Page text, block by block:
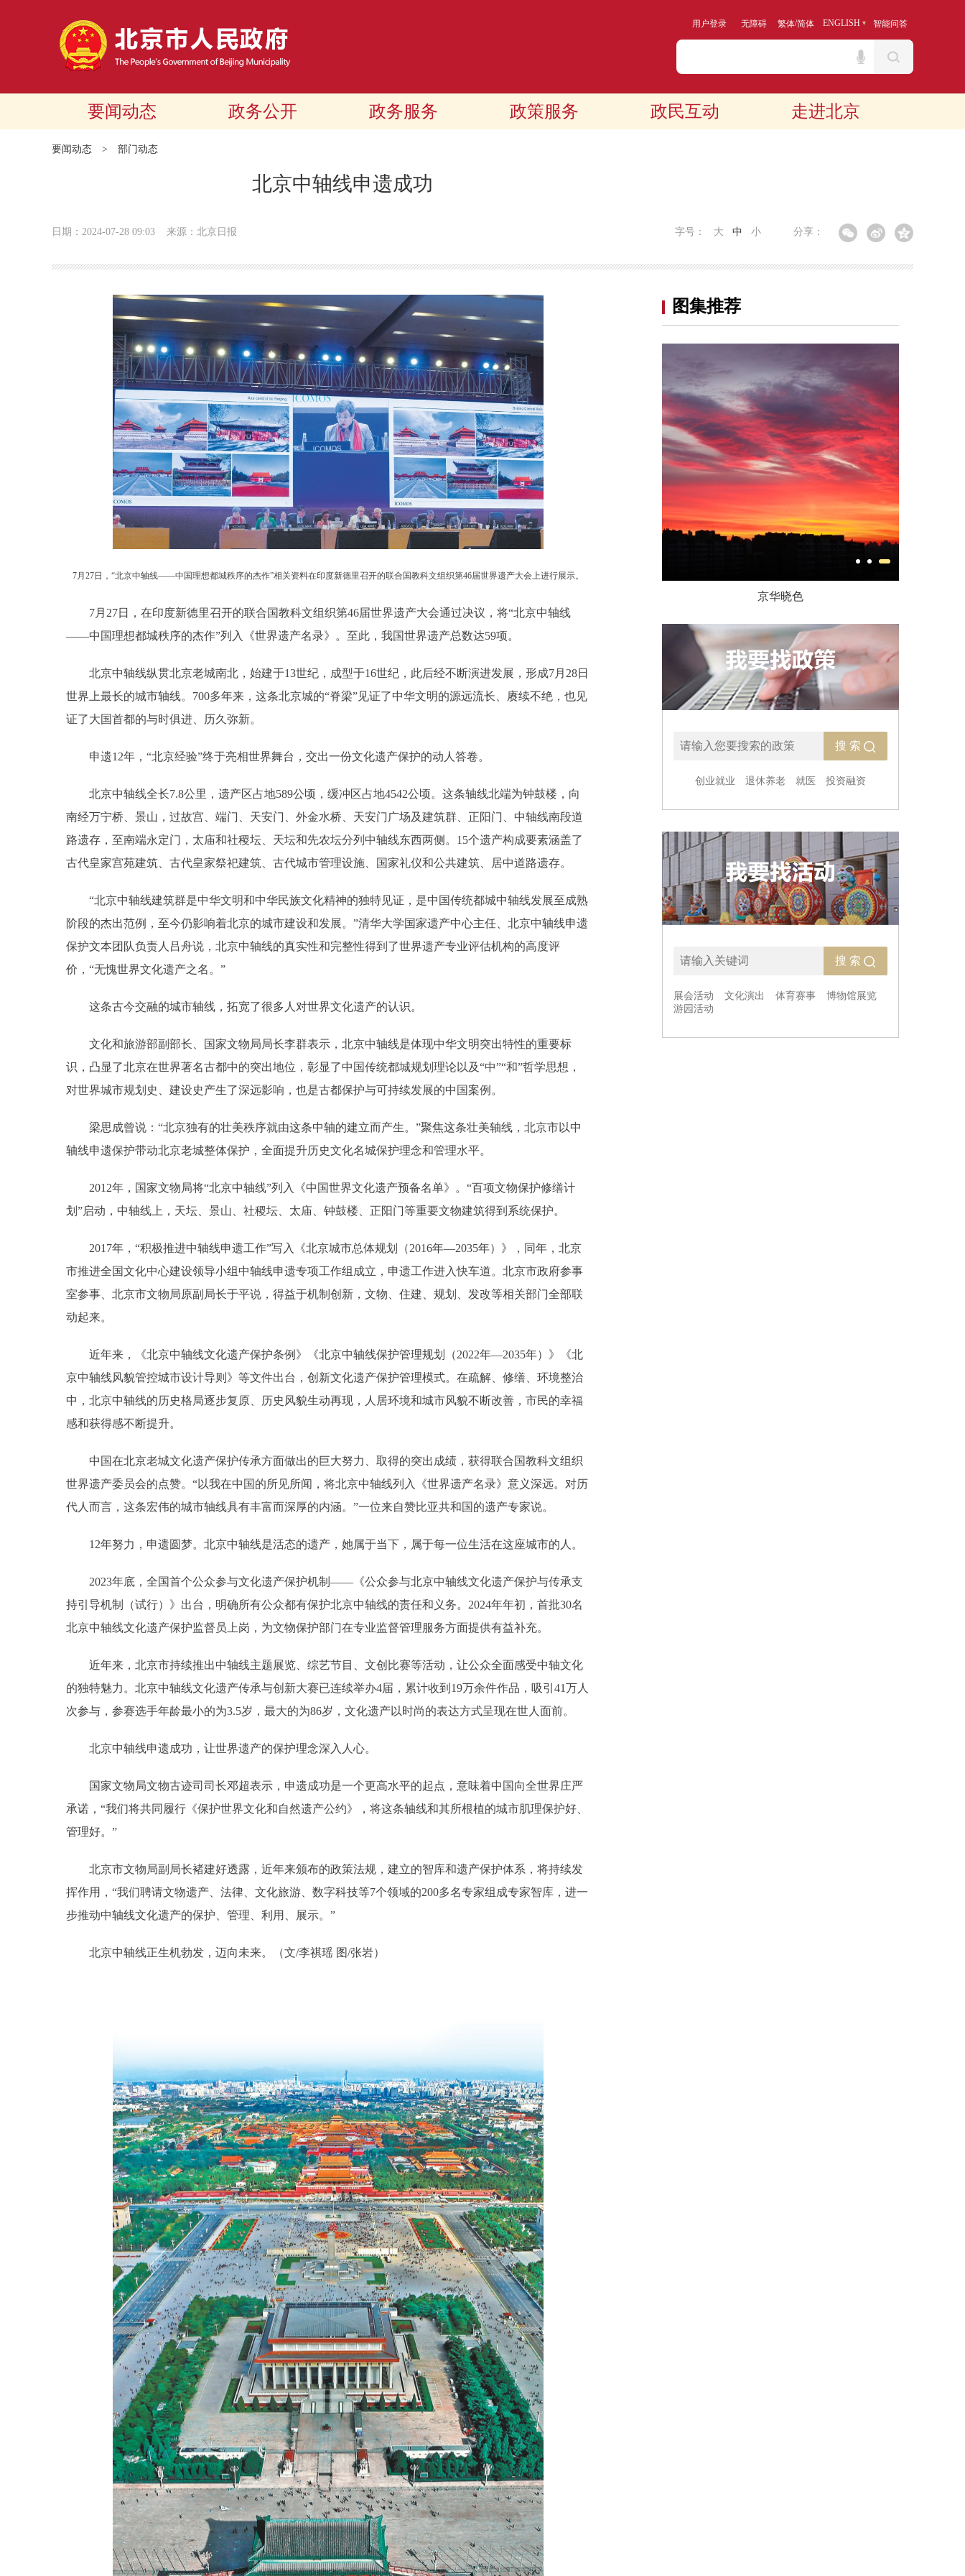
用户登录 无障碍 繁体/简体 ENGLISH 智能问答
要闻动态 政务公开 政务服务 政策服务 政民互动 走进北京
要闻动态 > 部门动态
北京中轴线申遗成功
日期：2024-07-28 09:03 来源：北京日报 分享：
字号： 大 中 小
7月27日，“北京中轴线——中国理想都城秩序的杰作”相关资料在印度新德里召开的联合国教科文组织第46届世界遗产大会上进行展示。
7月27日，在印度新德里召开的联合国教科文组织第46届世界遗产大会通过决议，将“北京中轴线
——中国理想都城秩序的杰作”列入《世界遗产名录》。至此，我国世界遗产总数达59项。
北京中轴线纵贯北京老城南北，始建于13世纪，成型于16世纪，此后经不断演进发展，形成7月28日
世界上最长的城市轴线。700多年来，这条北京城的“脊梁”见证了中华文明的源远流长、赓续不绝，也见
证了大国首都的与时俱进、历久弥新。
申遗12年，“北京经验”终于亮相世界舞台，交出一份文化遗产保护的动人答卷。
北京中轴线全长7.8公里，遗产区占地589公顷，缓冲区占地4542公顷。这条轴线北端为钟鼓楼，向
南经万宁桥、景山，过故宫、端门、天安门、外金水桥、天安门广场及建筑群、正阳门、中轴线南段道
路遗存，至南端永定门，太庙和社稷坛、天坛和先农坛分列中轴线东西两侧。15个遗产构成要素涵盖了
古代皇家宫苑建筑、古代皇家祭祀建筑、古代城市管理设施、国家礼仪和公共建筑、居中道路遗存。
“北京中轴线建筑群是中华文明和中华民族文化精神的独特见证，是中国传统都城中轴线发展至成熟
阶段的杰出范例，至今仍影响着北京的城市建设和发展。”清华大学国家遗产中心主任、北京中轴线申遗
保护文本团队负责人吕舟说，北京中轴线的真实性和完整性得到了世界遗产专业评估机构的高度评
价，“无愧世界文化遗产之名。”
这条古今交融的城市轴线，拓宽了很多人对世界文化遗产的认识。
文化和旅游部副部长、国家文物局局长李群表示，北京中轴线是体现中华文明突出特性的重要标
识，凸显了北京在世界著名古都中的突出地位，彰显了中国传统都城规划理论以及“中”“和”哲学思想，
对世界城市规划史、建设史产生了深远影响，也是古都保护与可持续发展的中国案例。
梁思成曾说：“北京独有的壮美秩序就由这条中轴的建立而产生。”聚焦这条壮美轴线，北京市以中
轴线申遗保护带动北京老城整体保护，全面提升历史文化名城保护理念和管理水平。
2012年，国家文物局将“北京中轴线”列入《中国世界文化遗产预备名单》。“百项文物保护修缮计
划”启动，中轴线上，天坛、景山、社稷坛、太庙、钟鼓楼、正阳门等重要文物建筑得到系统保护。
2017年，“积极推进中轴线申遗工作”写入《北京城市总体规划（2016年—2035年）》，同年，北京
市推进全国文化中心建设领导小组中轴线申遗专项工作组成立，申遗工作进入快车道。北京市政府参事
室参事、北京市文物局原副局长于平说，得益于机制创新，文物、住建、规划、发改等相关部门全部联
动起来。
近年来，《北京中轴线文化遗产保护条例》《北京中轴线保护管理规划（2022年—2035年）》《北
京中轴线风貌管控城市设计导则》等文件出台，创新文化遗产保护管理模式。在疏解、修缮、环境整治
中，北京中轴线的历史格局逐步复原、历史风貌生动再现，人居环境和城市风貌不断改善，市民的幸福
感和获得感不断提升。
中国在北京老城文化遗产保护传承方面做出的巨大努力、取得的突出成绩，获得联合国教科文组织
世界遗产委员会的点赞。“以我在中国的所见所闻，将北京中轴线列入《世界遗产名录》意义深远。对历
代人而言，这条宏伟的城市轴线具有丰富而深厚的内涵。”一位来自赞比亚共和国的遗产专家说。
12年努力，申遗圆梦。北京中轴线是活态的遗产，她属于当下，属于每一位生活在这座城市的人。
2023年底，全国首个公众参与文化遗产保护机制——《公众参与北京中轴线文化遗产保护与传承支
持引导机制（试行）》出台，明确所有公众都有保护北京中轴线的责任和义务。2024年年初，首批30名
北京中轴线文化遗产保护监督员上岗，为文物保护部门在专业监督管理服务方面提供有益补充。
近年来，北京市持续推出中轴线主题展览、综艺节目、文创比赛等活动，让公众全面感受中轴文化
的独特魅力。北京中轴线文化遗产传承与创新大赛已连续举办4届，累计收到19万余件作品，吸引41万人
次参与，参赛选手年龄最小的为3.5岁，最大的为86岁，文化遗产以时尚的表达方式呈现在世人面前。
北京中轴线申遗成功，让世界遗产的保护理念深入人心。
国家文物局文物古迹司司长邓超表示，申遗成功是一个更高水平的起点，意味着中国向全世界庄严
承诺，“我们将共同履行《保护世界文化和自然遗产公约》，将这条轴线和其所根植的城市肌理保护好、
管理好。”
北京市文物局副局长褚建好透露，近年来颁布的政策法规，建立的智库和遗产保护体系，将持续发
挥作用，“我们聘请文物遗产、法律、文化旅游、数字科技等7个领域的200多名专家组成专家智库，进一
步推动中轴线文化遗产的保护、管理、利用、展示。”
北京中轴线正生机勃发，迈向未来。（文/李祺瑶 图/张岩）
图集推荐